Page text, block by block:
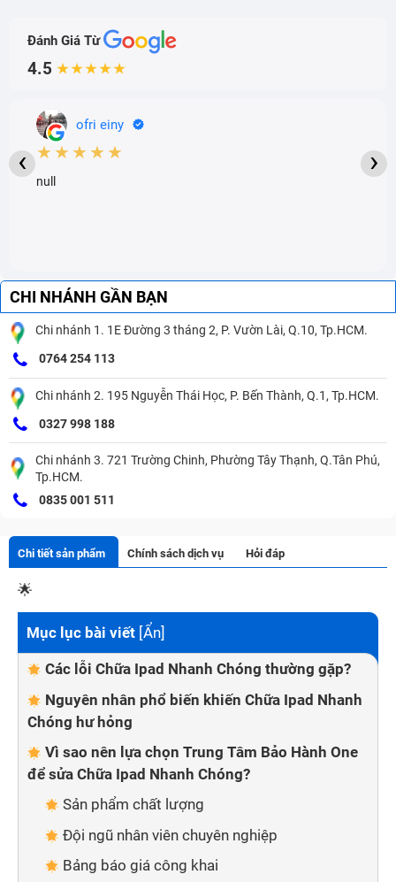
Đánh Giá Từ
4.5 ★★★★★
ofri einy
★★★★★
null
‹ ›
CHI NHÁNH GẦN BẠN
Chi nhánh 1. 1E Đường 3 tháng 2, P. Vườn Lài, Q.10, Tp.HCM.
0764 254 113
Chi nhánh 2. 195 Nguyễn Thái Học, P. Bến Thành, Q.1, Tp.HCM.
0327 998 188
Chi nhánh 3. 721 Trường Chinh, Phường Tây Thạnh, Q.Tân Phú,
Tp.HCM.
0835 001 511
Chi tiết sản phẩm Chính sách dịch vụ Hỏi đáp
🌟
Mục lục bài viết [Ẩn]
Các lỗi Chữa Ipad Nhanh Chóng thường gặp?
Nguyên nhân phổ biến khiến Chữa Ipad Nhanh
Chóng hư hỏng
Vì sao nên lựa chọn Trung Tâm Bảo Hành One
để sửa Chữa Ipad Nhanh Chóng?
Sản phẩm chất lượng
Đội ngũ nhân viên chuyên nghiệp
Bảng báo giá công khai